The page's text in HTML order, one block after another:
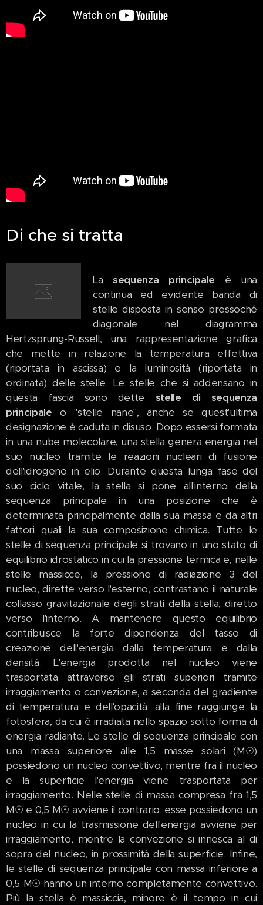
Di che si tratta
La sequenza principale è una
continua ed evidente banda di
stelle disposta in senso pressoché
diagonale nel diagramma
Hertzsprung-Russell, una rappresentazione grafica
che mette in relazione la temperatura effettiva
(riportata in ascissa) e la luminosità (riportata in
ordinata) delle stelle. Le stelle che si addensano in
questa fascia sono dette stelle di sequenza
principale o "stelle nane", anche se quest'ultima
designazione è caduta in disuso. Dopo essersi formata
in una nube molecolare, una stella genera energia nel
suo nucleo tramite le reazioni nucleari di fusione
dell'idrogeno in elio. Durante questa lunga fase del
suo ciclo vitale, la stella si pone all'interno della
sequenza principale in una posizione che è
determinata principalmente dalla sua massa e da altri
fattori quali la sua composizione chimica. Tutte le
stelle di sequenza principale si trovano in uno stato di
equilibrio idrostatico in cui la pressione termica e, nelle
stelle massicce, la pressione di radiazione 3 del
nucleo, dirette verso l'esterno, contrastano il naturale
collasso gravitazionale degli strati della stella, diretto
verso l'interno. A mantenere questo equilibrio
contribuisce la forte dipendenza del tasso di
creazione dell'energia dalla temperatura e dalla
densità. L'energia prodotta nel nucleo viene
trasportata attraverso gli strati superiori tramite
irraggiamento o convezione, a seconda del gradiente
di temperatura e dell'opacità; alla fine raggiunge la
fotosfera, da cui è irradiata nello spazio sotto forma di
energia radiante. Le stelle di sequenza principale con
una massa superiore alle 1,5 masse solari (M☉)
possiedono un nucleo convettivo, mentre fra il nucleo
e la superficie l'energia viene trasportata per
irraggiamento. Nelle stelle di massa compresa fra 1,5
M☉ e 0,5 M☉ avviene il contrario: esse possiedono un
nucleo in cui la trasmissione dell'energia avviene per
irraggiamento, mentre la convezione si innesca al di
sopra del nucleo, in prossimità della superficie. Infine,
le stelle di sequenza principale con massa inferiore a
0,5 M☉ hanno un interno completamente convettivo.
Più la stella è massiccia, minore è il tempo in cui